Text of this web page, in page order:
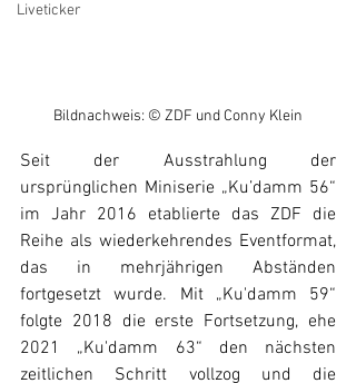
Liveticker
Bildnachweis: © ZDF und Conny Klein
Seit der Ausstrahlung der
ursprünglichen Miniserie „Ku’damm 56“
im Jahr 2016 etablierte das ZDF die
Reihe als wiederkehrendes Eventformat,
das in mehrjährigen Abständen
fortgesetzt wurde. Mit „Ku'damm 59“
folgte 2018 die erste Fortsetzung, ehe
2021 „Ku'damm 63“ den nächsten
zeitlichen Schritt vollzog und die